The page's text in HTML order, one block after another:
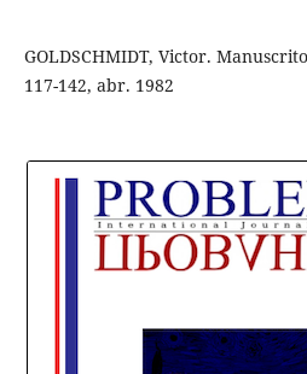
GOLDSCHMIDT, Victor.
117-142, abr. 1982